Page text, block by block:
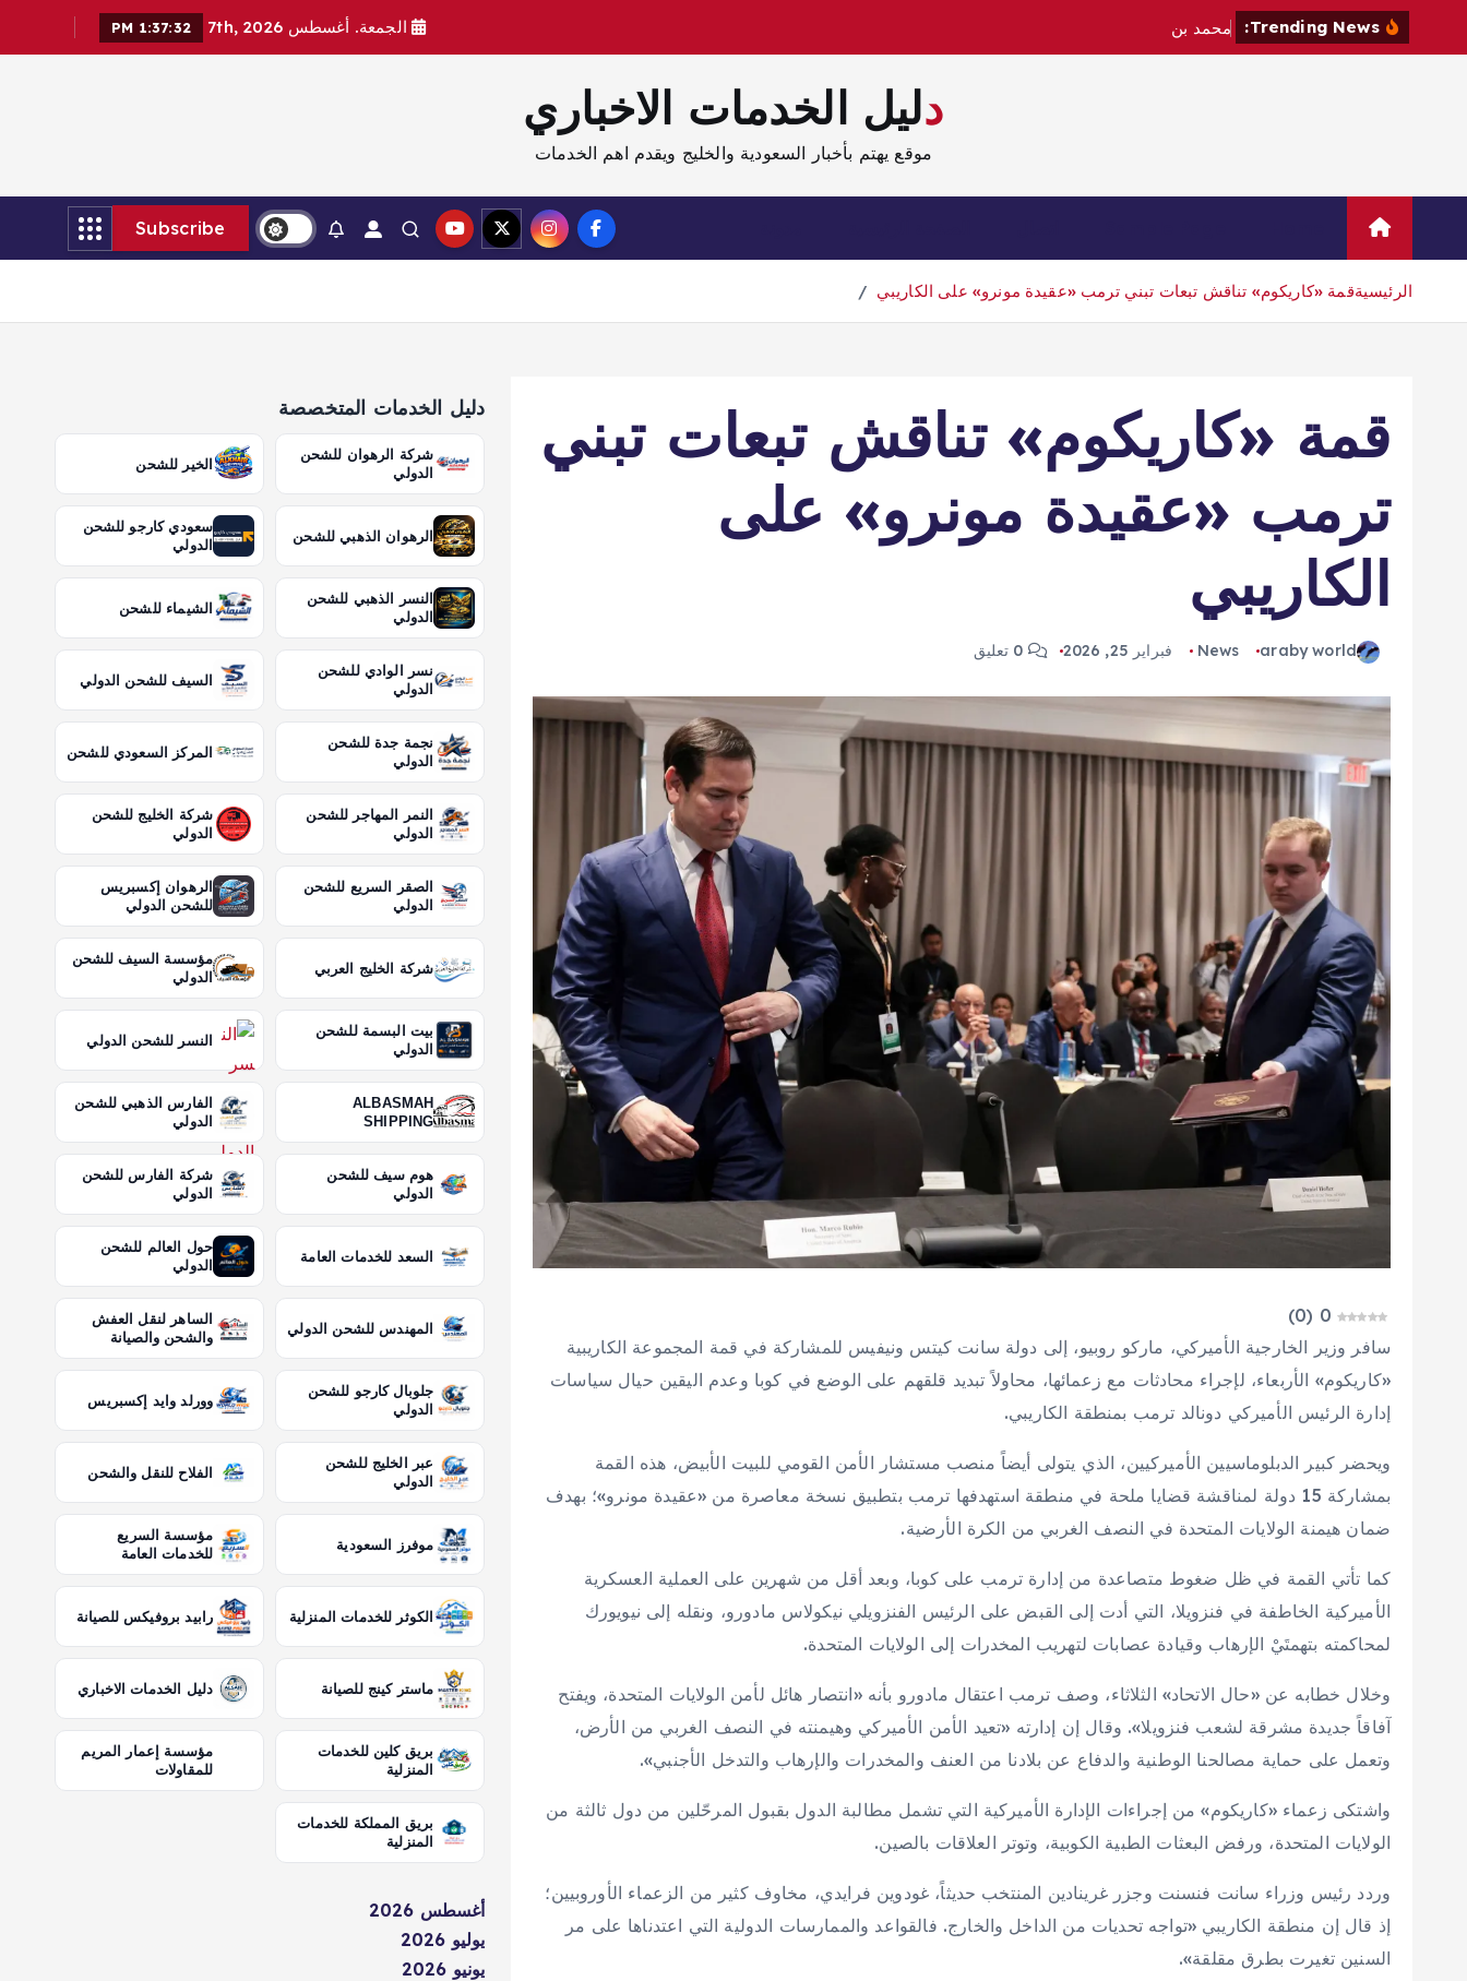
محمد بن الجمعة. أغسطس 7th, 2026 1:37:33 PM
دليل الخدمات الاخباري
موقع يهتم بأخبار السعودية والخليج ويقدم اهم الخدمات
Subscribe
الرئيسيةقمة «كاريكوم» تناقش تبعات تبني ترمب «عقيدة مونرو» على الكاريبي
قمة «كاريكوم» تناقش تبعات تبني
ترمب «عقيدة مونرو» على
الكاريبي
araby world
News فبراير 25, 2026
0
(
0
)
سافر وزير الخارجية الأميركي، ماركو روبيو، إلى دولة سانت كيتس ونيفيس للمشاركة في قمة المجموعة الكاريبية
«كاريكوم» الأربعاء، لإجراء محادثات مع زعمائها، محاولاً تبديد قلقهم على الوضع في كوبا وعدم اليقين حيال سياسات
إدارة الرئيس الأميركي دونالد ترمب بمنطقة الكاريبي.
ويحضر كبير الدبلوماسيين الأميركيين، الذي يتولى أيضاً منصب مستشار الأمن القومي للبيت الأبيض، هذه القمة
بمشاركة 15 دولة لمناقشة قضايا ملحة في منطقة استهدفها ترمب بتطبيق نسخة معاصرة من «عقيدة مونرو»؛ بهدف
ضمان هيمنة الولايات المتحدة في النصف الغربي من الكرة الأرضية.
كما تأتي القمة في ظل ضغوط متصاعدة من إدارة ترمب على كوبا، وبعد أقل من شهرين على العملية العسكرية
الأميركية الخاطفة في فنزويلا، التي أدت إلى القبض على الرئيس الفنزويلي نيكولاس مادورو، ونقله إلى نيويورك
لمحاكمته بتهمتَيْ الإرهاب وقيادة عصابات لتهريب المخدرات إلى الولايات المتحدة.
وخلال خطابه عن «حال الاتحاد» الثلاثاء، وصف ترمب اعتقال مادورو بأنه «انتصار هائل لأمن الولايات المتحدة، ويفتح
آفاقاً جديدة مشرقة لشعب فنزويلا». وقال إن إدارته «تعيد الأمن الأميركي وهيمنته في النصف الغربي من الأرض،
وتعمل على حماية مصالحنا الوطنية والدفاع عن بلادنا من العنف والمخدرات والإرهاب والتدخل الأجنبي».
واشتكى زعماء «كاريكوم» من إجراءات الإدارة الأميركية التي تشمل مطالبة الدول بقبول المرحّلين من دول ثالثة من
الولايات المتحدة، ورفض البعثات الطبية الكوبية، وتوتر العلاقات بالصين.
وردد رئيس وزراء سانت فنسنت وجزر غرينادين المنتخب حديثاً، غودوين فرايدي، مخاوف كثير من الزعماء الأوروبيين؛
إذ قال إن منطقة الكاريبي «تواجه تحديات من الداخل والخارج. فالقواعد والممارسات الدولية التي اعتدناها على مر
السنين تغيرت بطرق مقلقة».
دليل الخدمات المتخصصة
شركة الرهوان للشحن
الدولي
الخير للشحن
الرهوان الذهبي للشحن
سعودي كارجو للشحن
الدولي
النسر الذهبي للشحن
الدولي
الشيماء للشحن
نسر الوادي للشحن
الدولي
السيف للشحن الدولي
نجمة جدة للشحن
الدولي
المركز السعودي للشحن
النمر المهاجر للشحن
الدولي
شركة الخليج للشحن
الدولي
الصقر السريع للشحن
الدولي
الرهوان إكسبريس
للشحن الدولي
شركة الخليج العربي
مؤسسة السيف للشحن
الدولي
بيت البسمة للشحن
الدولي
النسر للشحن الدولي
ALBASMAH
SHIPPING
الفارس الذهبي للشحن
الدولي
هوم سيف للشحن
الدولي
شركة الفارس للشحن
الدولي
السعد للخدمات العامة
حول العالم للشحن
الدولي
المهندس للشحن الدولي
الساهر لنقل العفش
والشحن والصيانة
جلوبال كارجو للشحن
الدولي
وورلد وايد إكسبريس
عبر الخليج للشحن
الدولي
الفلاح للنقل والشحن
موفرز السعودية
مؤسسة السريع
للخدمات العامة
الكوثر للخدمات المنزلية رابيد بروفيكس للصيانة
ماستر كينج للصيانة دليل الخدمات الاخباري
بريق كلين للخدمات
المنزلية
مؤسسة إعمار المريم
للمقاولات
بريق المملكة للخدمات
المنزلية
أغسطس 2026
يوليو 2026
يونيو 2026